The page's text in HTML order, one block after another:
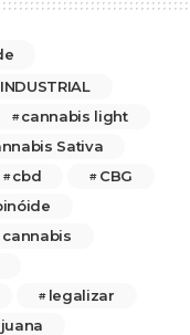
cannabis light
Sativa
cbd
CBG
legalizar